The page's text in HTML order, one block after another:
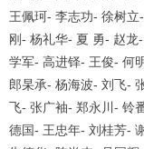
王佩珂- 李志功- 徐树立-
刚- 杨礼华- 夏 勇- 赵龙-
学军- 高进铎- 王俊- 何
郎杲承- 杨海波- 刘飞-
飞- 张广袖- 郑永川 - 铃
德国- 王忠年- 刘桂芳-